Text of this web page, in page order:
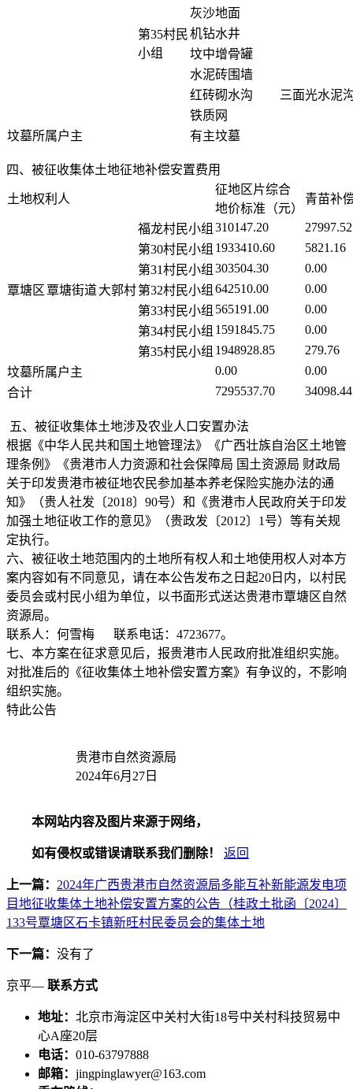
第35村民
小组
灰沙地面
机钻水井
坟中增骨罐
水泥砖围墙
红砖砌水沟
三面光水泥
铁质网
坟墓所属户主
有主坟墓
四、被征收集体土地征地补偿安置费用
土地权利人
征地区片综合
地价标准（元）
青苗补
覃塘区 覃塘街道大郭村
福龙村民小组 310147.20
27997.52
第30村民小组 1933410.60
5821.16
第31村民小组 303504.30
0.00
第32村民小组 642510.00
0.00
第33村民小组 565191.00
0.00
第34村民小组 1591845.75
0.00
第35村民小组 1948928.85
279.76
坟墓所属户主
0.00
0.00
合计
7295537.70 34098.44
五、被征收集体土地涉及农业人口安置办法
根据《中华人民共和国土地管理法》《广西壮族自治区土地管
理条例》《贵港市人力资源和社会保障局 国土资源局 财政局
关于印发贵港市被征地农民参加基本养老保险实施办法的通
知》（贵人社发〔2018〕90号）和《贵港市人民政府关于印发
加强土地征收工作的意见》（贵政发〔2012〕1号）等有关规
定执行。
六、被征收土地范围内的土地所有权人和土地使用权人对本方
案内容如有不同意见，请在本公告发布之日起20日内，以村民
委员会或村民小组为单位，以书面形式送达贵港市覃塘区自然
资源局。
联系人：何雪梅 联系电话：4723677。
七、本方案在征求意见后，报贵港市人民政府批准组织实施。
对批准后的《征收集体土地补偿安置方案》有争议的，不影响
组织实施。
特此公告
贵港市自然资源局
2024年6月27日
本网站内容及图片来源于网络，
如有侵权或错误请联系我们删除！ 返回
上一篇： 2024年广西贵港市自然资源局多能互补新能源发电项
目地征收集体土地补偿安置方案的公告（桂政土批函〔2024〕
133号覃塘区石卡镇新旺村民委员会的集体土地
下一篇： 没有了
京平— 联系方式
地址： 北京市海淀区中关村大街18号中关村科技贸易中
心A座20层
电话： 010-63797888
邮箱： jingpinglawyer@163.com